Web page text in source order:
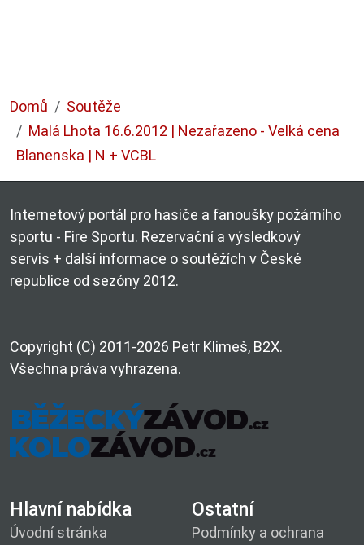
Domů
Soutěže
Malá Lhota 16.6.2012 | Nezařazeno - Velká cena
Blanenska | N + VCBL
Internetový portál pro hasiče a fanoušky požárního
sportu - Fire Sportu. Rezervační a výsledkový
servis + další informace o soutěžích v České
republice od sezóny 2012.
Copyright (C) 2011-2026 Petr Klimeš, B2X.
Všechna práva vyhrazena.
Hlavní nabídka
Úvodní stránka
Ostatní
Podmínky a ochrana